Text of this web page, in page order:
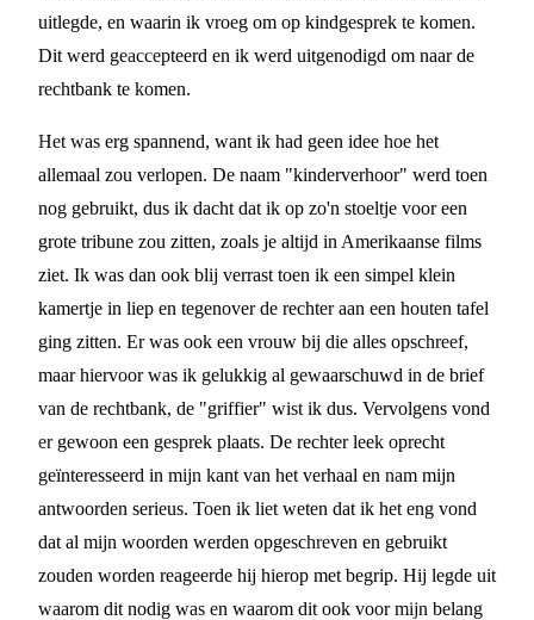
uitlegde, en waarin ik vroeg om op kindgesprek te komen.
Dit werd geaccepteerd en ik werd uitgenodigd om naar de
rechtbank te komen.
Het was erg spannend, want ik had geen idee hoe het
allemaal zou verlopen. De naam "kinderverhoor" werd toen
nog gebruikt, dus ik dacht dat ik op zo'n stoeltje voor een
grote tribune zou zitten, zoals je altijd in Amerikaanse films
ziet. Ik was dan ook blij verrast toen ik een simpel klein
kamertje in liep en tegenover de rechter aan een houten tafel
ging zitten. Er was ook een vrouw bij die alles opschreef,
maar hiervoor was ik gelukkig al gewaarschuwd in de brief
van de rechtbank, de "griffier" wist ik dus. Vervolgens vond
er gewoon een gesprek plaats. De rechter leek oprecht
geïnteresseerd in mijn kant van het verhaal en nam mijn
antwoorden serieus. Toen ik liet weten dat ik het eng vond
dat al mijn woorden werden opgeschreven en gebruikt
zouden worden reageerde hij hierop met begrip. Hij legde uit
waarom dit nodig was en waarom dit ook voor mijn belang